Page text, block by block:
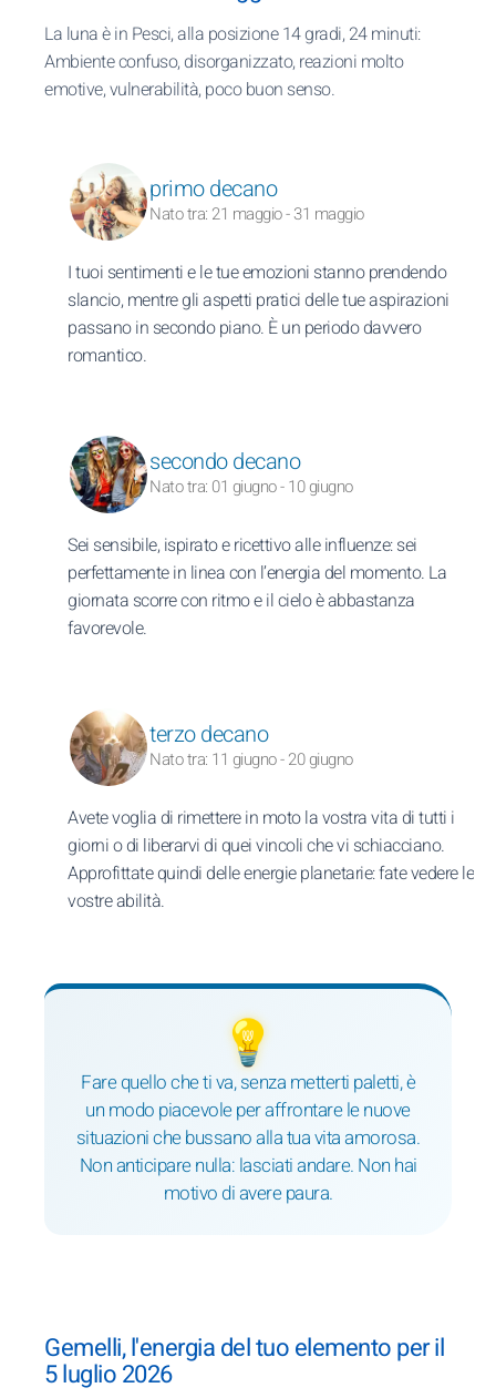
La luna è in Pesci, alla posizione 14 gradi, 24 minuti:
Ambiente confuso, disorganizzato, reazioni molto
emotive, vulnerabilità, poco buon senso.
primo decano
Nato tra: 21 maggio - 31 maggio
I tuoi sentimenti e le tue emozioni stanno prendendo
slancio, mentre gli aspetti pratici delle tue aspirazioni
passano in secondo piano. È un periodo davvero
romantico.
secondo decano
Nato tra: 01 giugno - 10 giugno
Sei sensibile, ispirato e ricettivo alle influenze: sei
perfettamente in linea con l’energia del momento. La
giornata scorre con ritmo e il cielo è abbastanza
favorevole.
terzo decano
Nato tra: 11 giugno - 20 giugno
Avete voglia di rimettere in moto la vostra vita di tutti i
giorni o di liberarvi di quei vincoli che vi schiacciano.
Approfittate quindi delle energie planetarie: fate vedere le
vostre abilità.
💡
Fare quello che ti va, senza metterti paletti, è
un modo piacevole per affrontare le nuove
situazioni che bussano alla tua vita amorosa.
Non anticipare nulla: lasciati andare. Non hai
motivo di avere paura.
Gemelli, l'energia del tuo elemento per il
5 luglio 2026